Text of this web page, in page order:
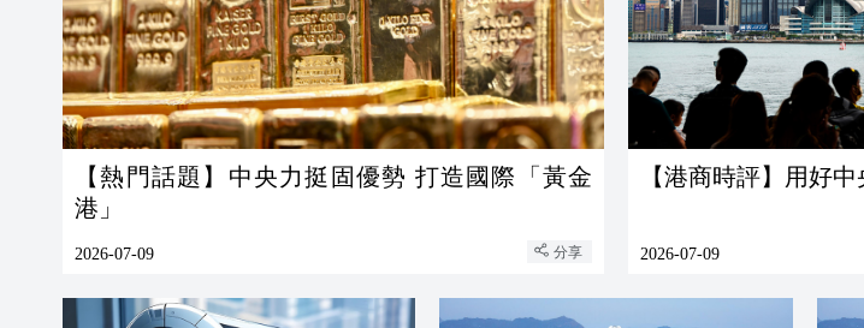
【熱門話題】中央力挺固優勢 打造國際「黃金
港」
2026-07-09 分享
【港商時評】用好
2026-07-09